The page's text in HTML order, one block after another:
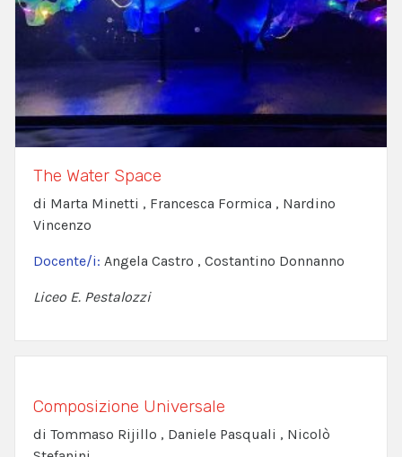
The Water Space
di Marta Minetti , Francesca Formica , Nardino
Vincenzo
Docente/i: Angela Castro , Costantino Donnanno
Liceo E. Pestalozzi
Composizione Universale
di Tommaso Rijillo , Daniele Pasquali , Nicolò